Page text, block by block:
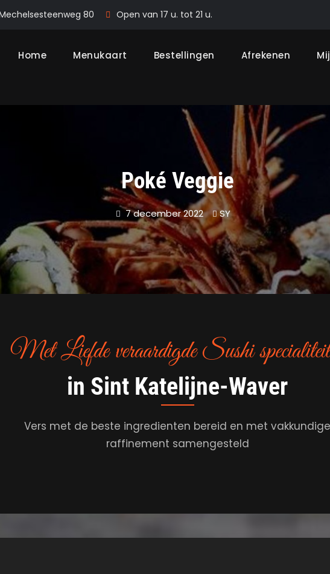
80 Open van 17 u. tot 21 u.
Home Menukaart Bestellingen Afrekenen
Poké Veggie
7 december 2022 SY
Met Liefde veraardigde Sushi
in Sint Katelijne-Waver
Vers met de beste ingredienten bereid en met vakkundige
raffinement samengesteld